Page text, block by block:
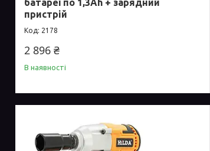
пристрій
2178
2 896 ₴
В наявності